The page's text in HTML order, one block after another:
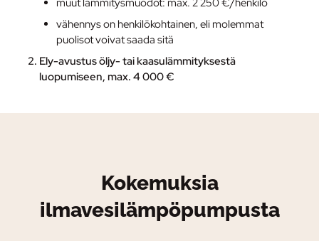
muut lämmitysmuodot: max. 2 250 €/henkilö
vähennys on henkilökohtainen, eli molemmat
puolisot voivat saada sitä
Ely-avustusöljy- tai kaasulämmityksestä
luopumiseen, max. 4 000 €
Kokemuksia
ilmavesilämpöpumpusta